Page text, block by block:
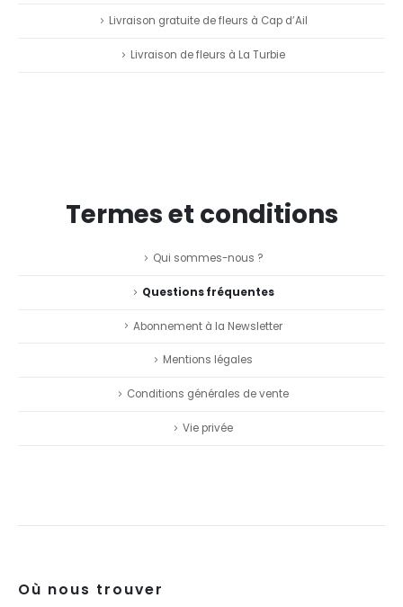
Livraison gratuite de fleurs à Cap d’Ail
Livraison de fleurs à La Turbie
Termes et conditions
Qui sommes-nous ?
Questions fréquentes
Abonnement à la Newsletter
Mentions légales
Conditions générales de vente
Vie privée
Où nous trouver